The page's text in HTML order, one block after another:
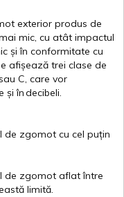
exterior produs de
mic, cu atât impactul
și în conformitate cu
afișează trei clase de
C, care vor
și îndecibeli.
de zgomot cu cel puțin
de zgomot aflat între
limită.